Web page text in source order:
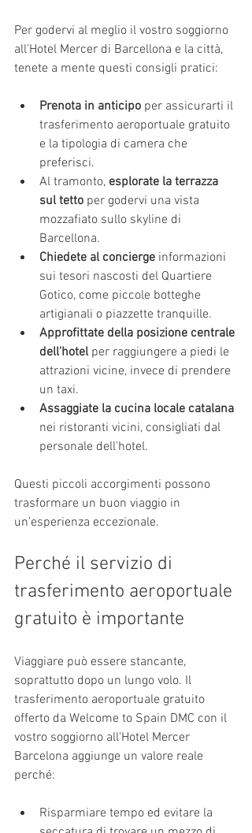
Per godervi al meglio il vostro soggiorno
all'Hotel Mercer di Barcellona e la città,
tenete a mente questi consigli pratici:
Prenota in anticipo per assicurarti il
trasferimento aeroportuale gratuito
e la tipologia di camera che
preferisci.
Al tramonto, esplorate la terrazza
sul tetto per godervi una vista
mozzafiato sullo skyline di
Barcellona.
Chiedete al concierge informazioni
sui tesori nascosti del Quartiere
Gotico, come piccole botteghe
artigianali o piazzette tranquille.
Approfittate della posizione centrale
dell'hotel per raggiungere a piedi le
attrazioni vicine, invece di prendere
un taxi.
Assaggiate la cucina locale catalana
nei ristoranti vicini, consigliati dal
personale dell'hotel.
Questi piccoli accorgimenti possono
trasformare un buon viaggio in
un'esperienza eccezionale.
Perché il servizio di
trasferimento aeroportuale
gratuito è importante
Viaggiare può essere stancante,
soprattutto dopo un lungo volo. Il
trasferimento aeroportuale gratuito
offerto da Welcome to Spain DMC con il
vostro soggiorno all'Hotel Mercer
Barcelona aggiunge un valore reale
perché:
Risparmiare tempo ed evitare la